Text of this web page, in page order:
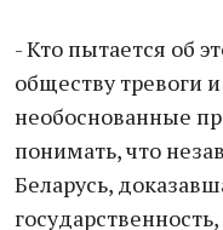
- Кто пытается об
обществу тревоги
необоснованные
понимать, что
Беларусь,